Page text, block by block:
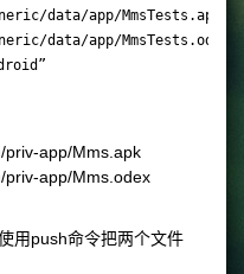
data/app/MmsTests.apk
data/app/MmsTests.odex
app/Mms.apk
app/Mms.odex
用push命令把两个文件